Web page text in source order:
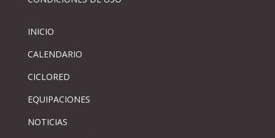
INICIO
CALENDARIO
CICLORED
EQUIPACIONES
NOTICIAS